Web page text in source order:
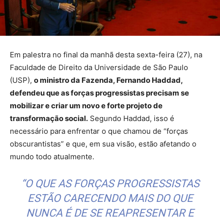
Em palestra no final da manhã desta sexta-feira (27), na
Faculdade de Direito da Universidade de São Paulo
(USP), o ministro da Fazenda, Fernando Haddad,
defendeu que as forças progressistas precisam se
mobilizar e criar um novo e forte projeto de
transformação social. Segundo Haddad, isso é
necessário para enfrentar o que chamou de “forças
obscurantistas” e que, em sua visão, estão afetando o
mundo todo atualmente.
“O QUE AS FORÇAS PROGRESSISTAS
ESTÃO CARECENDO MAIS DO QUE
NUNCA É DE SE REAPRESENTAR E